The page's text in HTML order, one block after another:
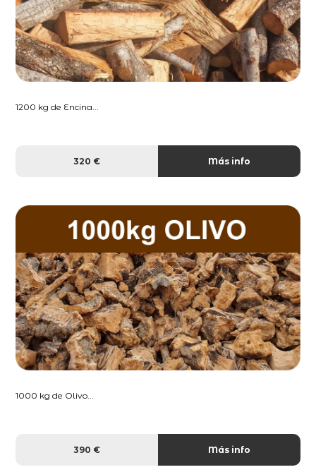
1200 kg de Encina...
320 € Más info
1000 kg de Olivo...
390 € Más info